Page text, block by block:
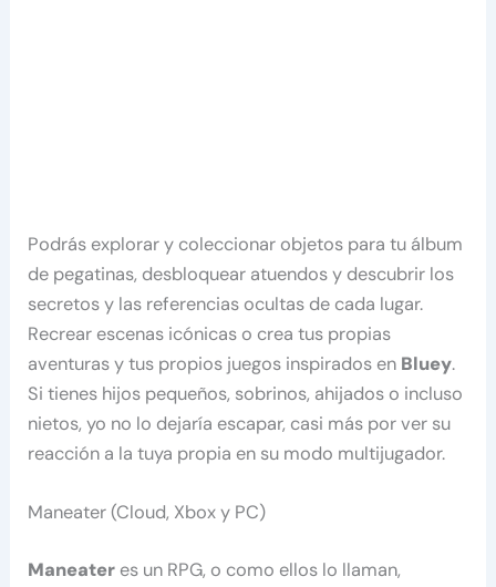
Podrás explorar y coleccionar objetos para tu álbum
de pegatinas, desbloquear atuendos y descubrir los
secretos y las referencias ocultas de cada lugar.
Recrear escenas icónicas o crea tus propias
aventuras y tus propios juegos inspirados en Bluey.
Si tienes hijos pequeños, sobrinos, ahijados o incluso
nietos, yo no lo dejaría escapar, casi más por ver su
reacción a la tuya propia en su modo multijugador.
Maneater (Cloud, Xbox y PC)
Maneater es un RPG, o como ellos lo llaman,